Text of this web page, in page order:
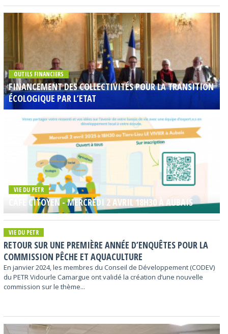
OUTILS FINANCIERS
FINANCEMENT DES COLLECTIVITÉS POUR LA TRANSITION
ÉCOLOGIQUE PAR L’ETAT
VIE DU PETR
CAFE CITOYEN - MERCREDI 2 AVRIL 18H30 À AUBAIS
VIE DU PETR
RETOUR SUR UNE PREMIÈRE ANNÉE D’ENQUÊTES POUR LA
COMMISSION PÊCHE ET AQUACULTURE
En janvier 2024, les membres du Conseil de Développement (CODEV)
du PETR Vidourle Camargue ont validé la création d’une nouvelle
commission sur le thème...